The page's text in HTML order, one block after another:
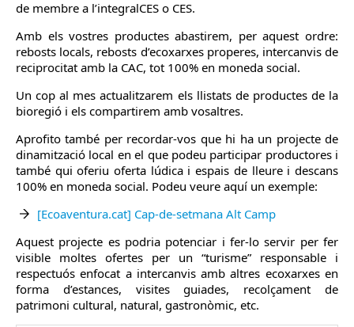
de membre a l’integralCES o CES.
Amb els vostres productes abastirem, per aquest ordre:
rebosts locals, rebosts d’ecoxarxes properes, intercanvis de
reciprocitat amb la CAC, tot 100% en moneda social.
Un cop al mes actualitzarem els llistats de productes de la
bioregió i els compartirem amb vosaltres.
Aprofito també per recordar-vos que hi ha un projecte de
dinamització local en el que podeu participar productores i
també qui oferiu oferta lúdica i espais de lleure i descans
100% en moneda social. Podeu veure aquí un exemple:
[Ecoaventura.cat] Cap-de-setmana Alt Camp
Aquest projecte es podria potenciar i fer-lo servir per fer
visible moltes ofertes per un “turisme” responsable i
respectuós enfocat a intercanvis amb altres ecoxarxes en
forma d’estances, visites guiades, recolçament de
patrimoni cultural, natural, gastronòmic, etc.